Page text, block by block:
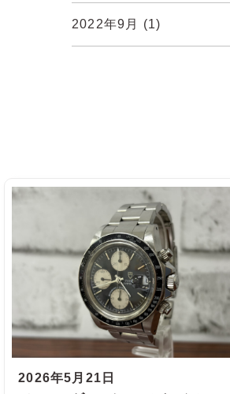
2022年9月 (1)
2026年5月21日